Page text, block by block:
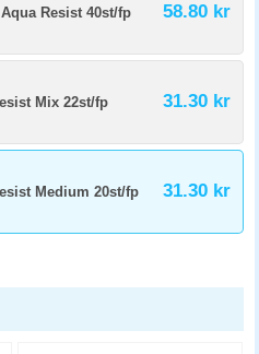
Resist 40st/fp 58.80 kr
Mix 22st/fp 31.30 kr
Medium 20st/fp 31.30 kr